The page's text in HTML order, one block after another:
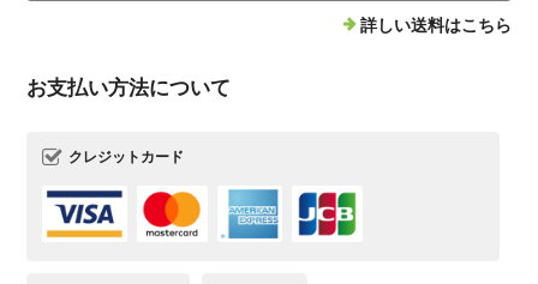
詳しい送料はこちら
お支払い方法について
クレジットカード